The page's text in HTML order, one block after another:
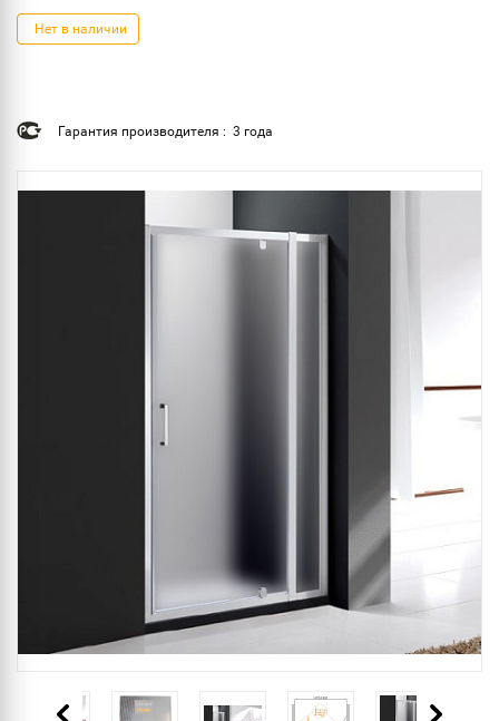
Нет в наличии
Гарантия производителя : 3 года